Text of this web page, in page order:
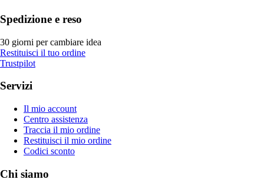
Spedizione e reso
30 giorni per cambiare idea
Restituisci il tuo ordine
Trustpilot
Servizi
Il mio account
Centro assistenza
Traccia il mio ordine
Restituisci il mio ordine
Codici sconto
Chi siamo